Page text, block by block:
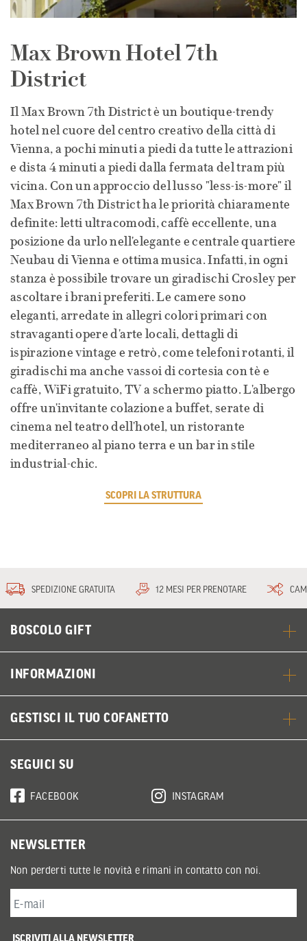
Max Brown Hotel 7th
District
Il Max Brown 7th District è un boutique-trendy
hotel nel cuore del centro creativo della città di
Vienna, a pochi minuti a piedi da tutte le attrazioni
e dista 4 minuti a piedi dalla fermata del tram più
vicina. Con un approccio del lusso "less-is-more" il
Max Brown 7th District ha le priorità chiaramente
definite: letti ultracomodi, caffè eccellente, una
posizione da urlo nell'elegante e centrale quartiere
Neubau di Vienna e ottima musica. Infatti, in ogni
stanza è possibile trovare un giradischi Crosley per
ascoltare i brani preferiti. Le camere sono
eleganti, arredate in allegri colori primari con
stravaganti opere d'arte locali, dettagli di
ispirazione vintage e retrò, come telefoni rotanti, il
giradischi ma anche vassoi di cortesia con tè e
caffè, WiFi gratuito, TV a schermo piatto. L'albergo
offre un'invitante colazione a buffet, serate di
cinema nel teatro dell'hotel, un ristorante
mediterraneo al piano terra e un bar in stile
industrial-chic.
SCOPRI LA STRUTTURA
SPEDIZIONE GRATUITA 12 MESI PER PRENOTARE
BOSCOLO GIFT
INFORMAZIONI
GESTISCI IL TUO COFANETTO
SEGUICI SU
FACEBOOK INSTAGRAM
NEWSLETTER
Non perderti tutte le novità e rimani in contatto con noi.
ISCRIVITI ALLA NEWSLETTER